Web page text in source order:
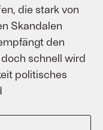
die stark von
Skandalen
den
schnell wird
politisches